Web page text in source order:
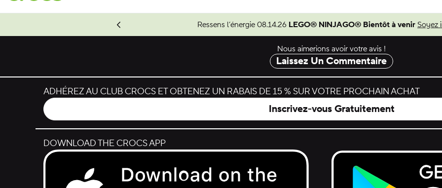
Ressens l’énergie 08.14.26 LEGO® NINJAGO® Bientôt à venir Soyez
Magasinez Spider-Man
Nous aimerions avoir votre avis !
Laissez Un Commentaire
ADHÉREZ AU CLUB CROCS ET OBTENEZ UN RABAIS DE 15 % SUR VOTRE PROCHAIN ACHAT
Inscrivez-vous Gratuitement
DOWNLOAD THE CROCS APP